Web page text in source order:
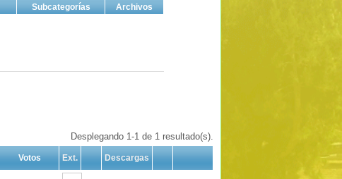
Subcategorías Archivos
Desplegando 1-1 de 1 resultado(s).
Votos Ext. Descargas